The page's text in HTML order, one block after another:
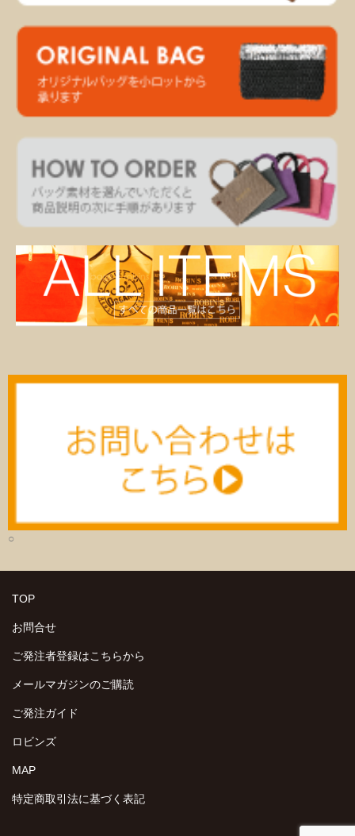
○
TOP
お問合せ
ご発注者登録はこちらから
メールマガジンのご購読
ご発注ガイド
ロビンズ
MAP
特定商取引法に基づく表記